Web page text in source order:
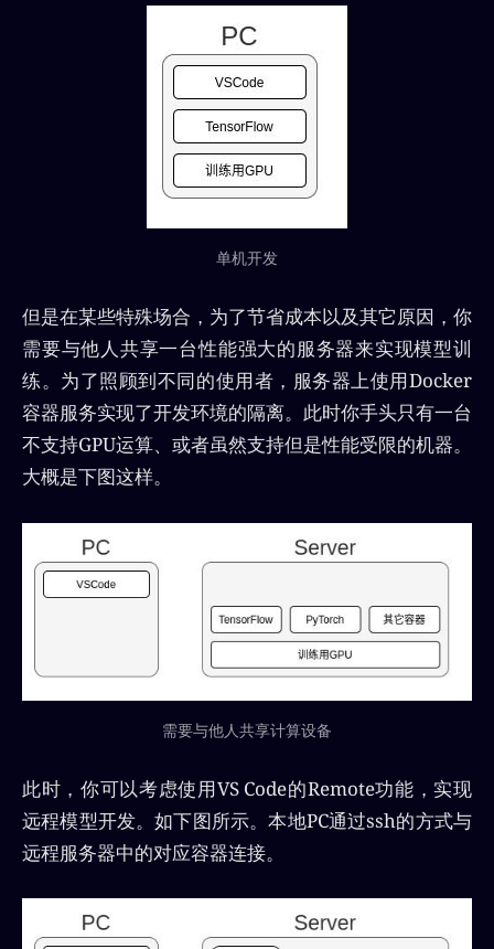
单机开发
但是在某些特殊场合，为了节省成本以及其它原因，你
需要与他人共享一台性能强大的服务器来实现模型训
练。为了照顾到不同的使用者，服务器上使用Docker
容器服务实现了开发环境的隔离。此时你手头只有一台
不支持GPU运算、或者虽然支持但是性能受限的机器。
大概是下图这样。
需要与他人共享计算设备
此时，你可以考虑使用VS Code的Remote功能，实现
远程模型开发。如下图所示。本地PC通过ssh的方式与
远程服务器中的对应容器连接。